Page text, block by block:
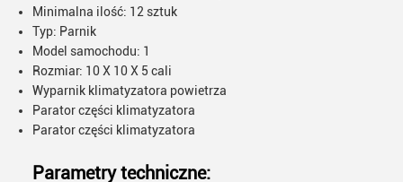
Minimalna ilość: 12 sztuk
Typ: Parnik
Model samochodu: 1
Rozmiar: 10 X 10 X 5 cali
Wyparnik klimatyzatora powietrza
Parator części klimatyzatora
Parator części klimatyzatora
Parametry techniczne: